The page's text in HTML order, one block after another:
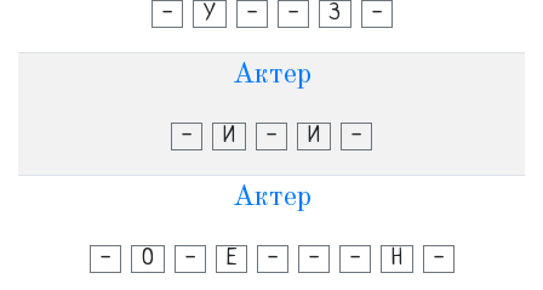
- У - - З -
Актер
- И - И -
Актер
- О - Е - - - Н -